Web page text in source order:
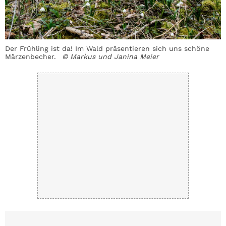
Der Frühling ist da! Im Wald präsentieren sich uns schöne
Märzenbecher.
© Markus und Janina Meier